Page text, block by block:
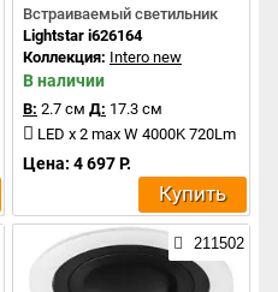
Встраиваемый светильник
Lightstar i626164
Коллекция: Intero new
В наличии
В: 2.7 см Д: 17.3 см
LED x 2 max W 4000K 720Lm
Цена: 4 697 Р.
Купить
211502